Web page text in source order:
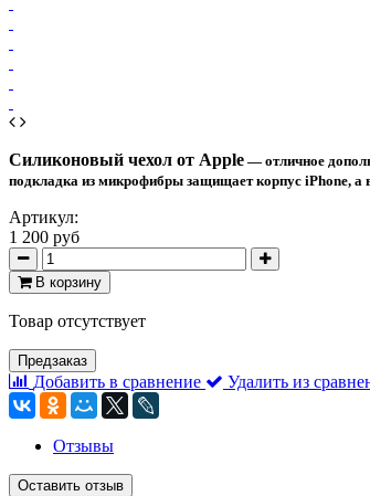
Силиконовый чехол от Apple — отличное
подкладка из микрофибры защищает корпус iPhone, а
Артикул:
1 200 руб
В корзину
Товар отсутствует
Предзаказ
Добавить в сравнение Удалить из
Отзывы
Оставить отзыв